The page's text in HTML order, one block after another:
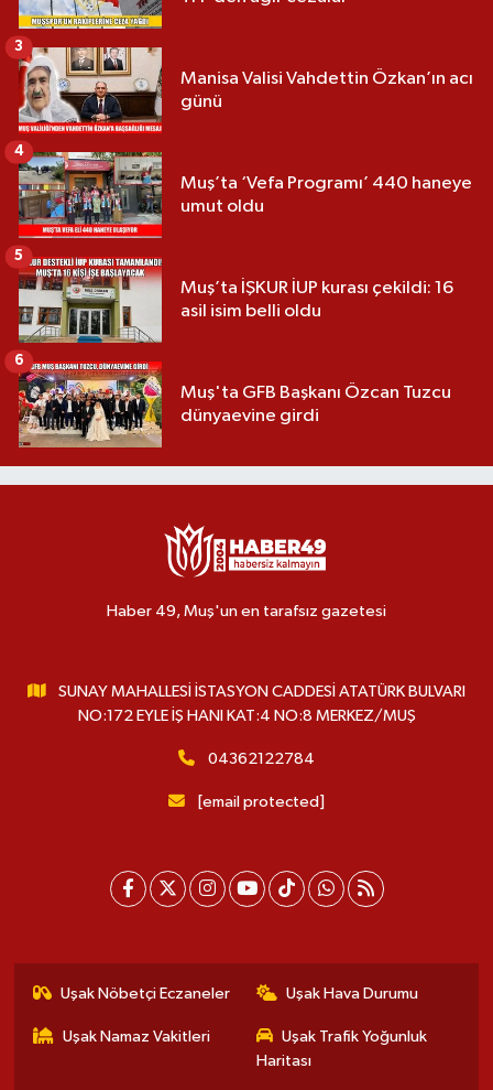
Manisa Valisi Vahdettin Özkan’ın acı
günü
3
Muş’ta ‘Vefa Programı’ 440 haneye
umut oldu
4
Muş’ta İŞKUR İUP kurası çekildi: 16
asil isim belli oldu
5
Muş'ta GFB Başkanı Özcan Tuzcu
dünyaevine girdi
6
Haber 49, Muş'un en tarafsız gazetesi
SUNAY MAHALLESİ İSTASYON CADDESİ ATATÜRK BULVARI
NO:172 EYLE İŞ HANI KAT:4 NO:8 MERKEZ/MUŞ
04362122784
[email protected]
Uşak Nöbetçi Eczaneler Uşak Hava Durumu
Uşak Namaz Vakitleri
Uşak Trafik Yoğunluk
Haritası